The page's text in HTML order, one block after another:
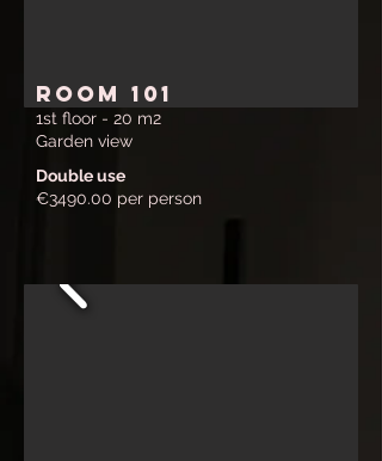
ROOM 101
1st floor - 20 m2
Garden view
Double use
€3490.00 per person